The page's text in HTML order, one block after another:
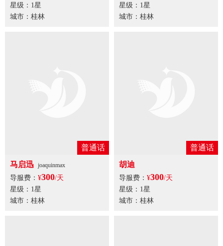
星级：1星
城市：桂林
星级：1星
城市：桂林
普通话
马启敏
导服费： ¥300/天
星级：1星
城市：桂林
普通话
马启迅
导服费： ¥300/天
星级：1星
城市：桂林